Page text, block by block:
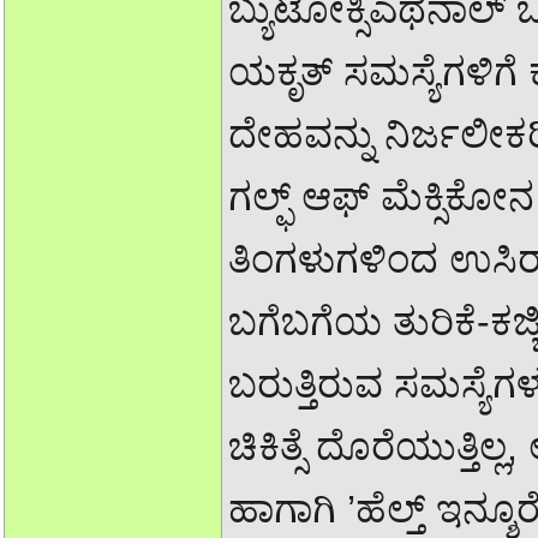
ಬ್ಯುಟೋಕ್ಸಿಎಥೆನಾಲ್
ಯಕೃತ್ ಸಮಸ್ಯೆಗಳಿಗೆ
ದೇಹವನ್ನು
ಗಲ್ಫ್ ಆಫ್ ಮೆಕ್ಸಿಕೋನ
ತಿಂಗಳುಗಳಿಂದ
ಬಗೆಬಗೆಯ ತುರಿಕೆ-
ಬರುತ್ತಿರುವ
ಚಿಕಿತ್ಸೆ
ಹಾಗಾಗಿ ’ಹೆಲ್ತ್